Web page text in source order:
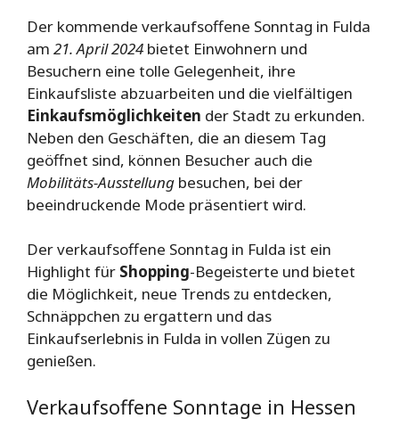
Der kommende verkaufsoffene Sonntag in Fulda
am 21. April 2024 bietet Einwohnern und
Besuchern eine tolle Gelegenheit, ihre
Einkaufsliste abzuarbeiten und die vielfältigen
Einkaufsmöglichkeiten der Stadt zu erkunden.
Neben den Geschäften, die an diesem Tag
geöffnet sind, können Besucher auch die
Mobilitäts-Ausstellung besuchen, bei der
beeindruckende Mode präsentiert wird.
Der verkaufsoffene Sonntag in Fulda ist ein
Highlight für Shopping-Begeisterte und bietet
die Möglichkeit, neue Trends zu entdecken,
Schnäppchen zu ergattern und das
Einkaufserlebnis in Fulda in vollen Zügen zu
genießen.
Verkaufsoffene Sonntage in Hessen